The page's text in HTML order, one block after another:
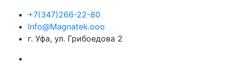
+7(347)266-22-80
Info@Magnatek.ooo
г. Уфа, ул. Грибоедова 2